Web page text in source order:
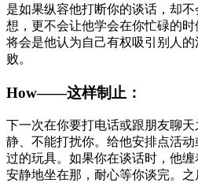
是如果纵容他打断你的谈话，却
想，更不会让他学会在你忙碌的
将会是他认为自己有权吸引别人
败。
How——这样制止：
下一次在你要打电话或跟朋友聊
静、不能打扰你。给他安排点活
过的玩具。如果你在谈话时，他
安静地坐在那，耐心等你谈完。